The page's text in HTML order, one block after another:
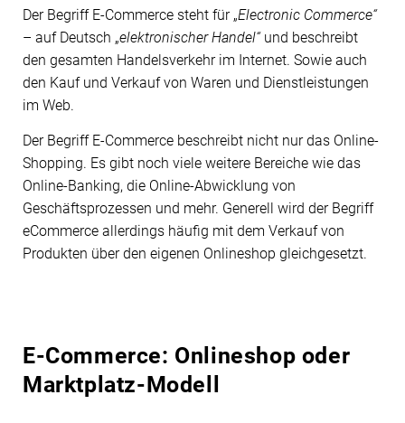
Der Begriff E-Commerce steht für „Electronic Commerce“
– auf Deutsch „elektronischer Handel“und beschreibt
den gesamten Handelsverkehr im Internet. Sowie auch
den Kauf und Verkauf von Waren und Dienstleistungen
im Web.
Der Begriff E-Commerce beschreibt nicht nur das Online-
Shopping. Es gibt noch viele weitere Bereiche wie das
Online-Banking, die Online-Abwicklung von
Geschäftsprozessen und mehr. Generell wird der Begriff
eCommerce allerdings häufig mit dem Verkauf von
Produkten über den eigenen Onlineshop gleichgesetzt.
E-Commerce: Onlineshop oder
Marktplatz-Modell